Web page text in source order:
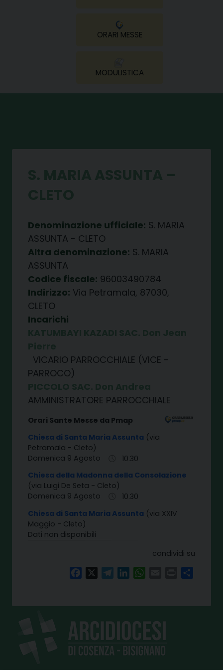
ORARI MESSE
MODULISTICA
Denominazione ufficiale: S. MARIA
ASSUNTA - CLETO
Altra denominazione: S. MARIA
ASSUNTA
Codice fiscale: 96003490784
Indirizzo: Via Petramala, 87030,
CLETO
Incarichi
VICARIO PARROCCHIALE (VICE -
PARROCO)
AMMINISTRATORE PARROCCHIALE
Orari Sante Messe da Pmap
Chiesa di Santa Maria Assunta (via
Petramala - Cleto)
Domenica 9 Agosto
10.30
Chiesa della Madonna della Consolazione
(via Luigi De Seta - Cleto)
Domenica 9 Agosto
10.30
Chiesa di Santa Maria Assunta (via XXIV
Maggio - Cleto)
Dati non disponibili
condividi su
FacebookTelegramLinkedInWhatsAppPrint